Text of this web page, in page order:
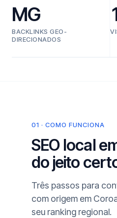
MG
BACKLINKS GEO-
DIRECIONADOS
01 · COMO FUNCIONA
SEO local
do jeito
Três passos para
com origem em
seu ranking regional.